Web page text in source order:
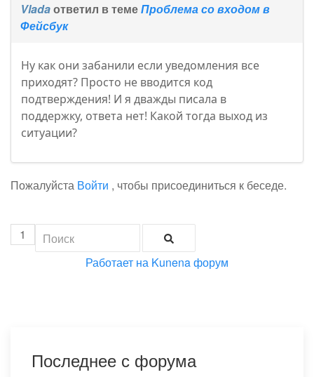
Vladaответил в темеПроблема со входом в
Фейсбук
Ну как они забанили если уведомления все
приходят? Просто не вводится код
подтверждения! И я дважды писала в
поддержку, ответа нет! Какой тогда выход из
ситуации?
Пожалуйста Войти , чтобы присоединиться к беседе.
1
Работает на Kunena форум
Последнее с форума